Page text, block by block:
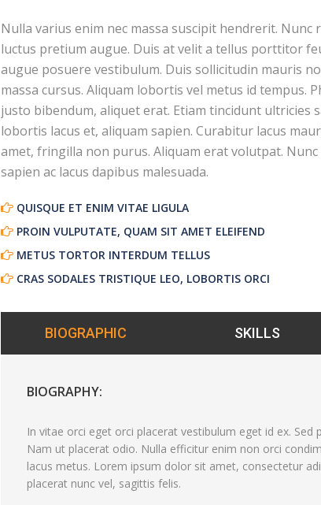
Nulla varius enim nec massa suscipit hendrerit. Nunc
luctus pretium augue. Duis at velit a tellus porttitor
augue posuere vestibulum. Duis sollicitudin mauris
massa cursus. Aliquam lobortis vel metus id tempus.
justo bibendum, aliquet erat. Etiam tincidunt ultricies
lobortis lacus et, aliquam sapien. Curabitur lacus
amet, fringilla non purus. Aliquam erat volutpat.
sapien ac lacus dapibus malesuada.
QUISQUE ET ENIM VITAE LIGULA
PROIN VULPUTATE, QUAM SIT AMET ELEIFEND
METUS TORTOR INTERDUM TELLUS
CRAS SODALES TRISTIQUE LEO, LOBORTIS ORCI
BIOGRAPHIC SKILLS
BIOGRAPHY:
In vitae orci eget orci placerat vestibulum eget id ex.
Nam ut placerat odio. Nulla efficitur enim non orci
lacus metus. Lorem ipsum dolor sit amet, consectetur
placerat nunc vel, sagittis felis.